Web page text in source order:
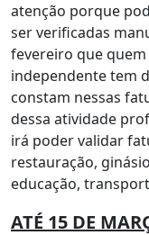
atenção porque
ser verificadas
fevereiro que
independente tem
constam nessas
dessa atividade
irá poder validar
restauração,
educação,
ATÉ 15 DE